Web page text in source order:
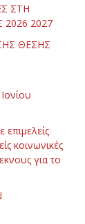
ΣΤΗ
2027
ΘΕΣΗΣ
κοινωνικές
για το